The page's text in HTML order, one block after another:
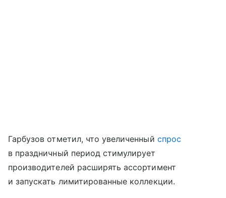
Гарбузов отметил, что увеличенный спрос
в праздничный период стимулирует
производителей расширять ассортимент
и запускать лимитированные коллекции.